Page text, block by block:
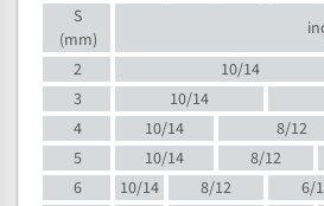
S
(mm)
2
10/14
3
10/14
4
10/14 8/12
5
10/14 8/12
6
10/14 8/12 6/